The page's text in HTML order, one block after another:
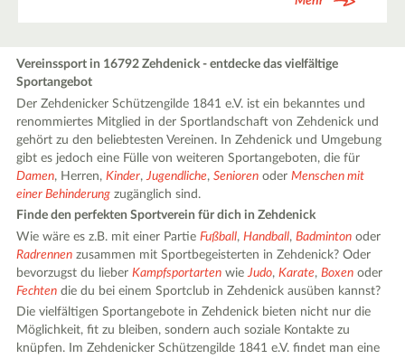
Vereinssport in 16792 Zehdenick - entdecke das vielfältige
Sportangebot
Der Zehdenicker Schützengilde 1841 e.V. ist ein bekanntes und
renommiertes Mitglied in der Sportlandschaft von Zehdenick und
gehört zu den beliebtesten Vereinen. In Zehdenick und Umgebung
gibt es jedoch eine Fülle von weiteren Sportangeboten, die für
Damen, Herren,Kinder,Jugendliche,Senioren oderMenschen mit
einer Behinderung zugänglich sind.
Finde den perfekten Sportverein für dich in Zehdenick
Wie wäre es z.B. mit einer PartieFußball,Handball,Badminton oder
Radrennen zusammen mit Sportbegeisterten in Zehdenick? Oder
bevorzugst du lieberKampfsportarten wieJudo,Karate,Boxen oder
Fechten die du bei einem Sportclub in Zehdenick ausüben kannst?
Die vielfältigen Sportangebote in Zehdenick bieten nicht nur die
Möglichkeit, fit zu bleiben, sondern auch soziale Kontakte zu
knüpfen. Im Zehdenicker Schützengilde 1841 e.V. findet man eine